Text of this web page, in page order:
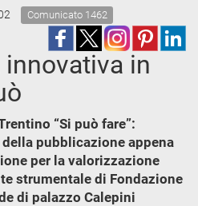
Comunicato 1462
in
“Si può fare”:
pubblicazione appena
per la valorizzazione
strumentale di Fondazione
di palazzo Calepini